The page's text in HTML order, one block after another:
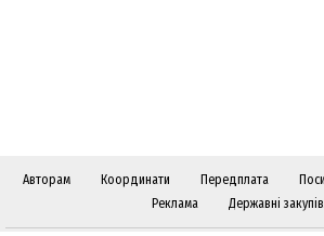
Авторам Координати Передплата
Реклама
Державні